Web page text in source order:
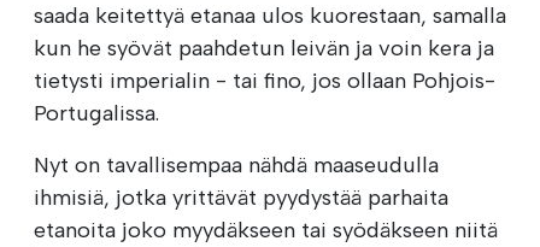
saada keitettyä etanaa ulos kuorestaan, samalla
kun he syövät paahdetun leivän ja voin kera ja
tietysti imperialin - tai fino, jos ollaan Pohjois-
Portugalissa.
Nyt on tavallisempaa nähdä maaseudulla
ihmisiä, jotka yrittävät pyydystää parhaita
etanoita joko myydäkseen tai syödäkseen niitä